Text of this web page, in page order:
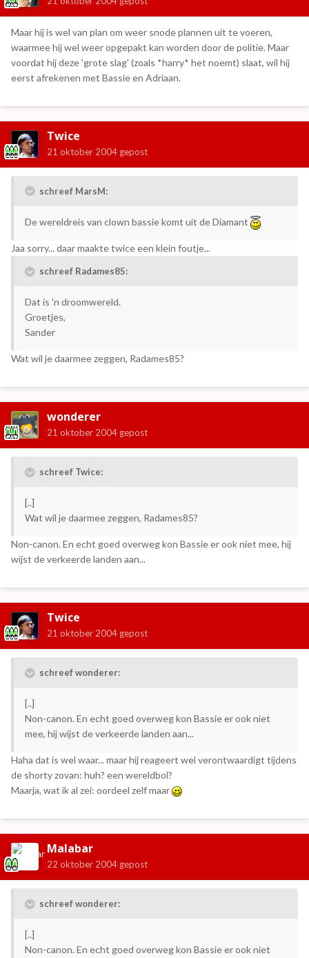
Maar hij is wel van plan om weer snode plannen uit te voeren,
waarmee hij wel weer opgepakt kan worden door de politie. Maar
voordat hij deze 'grote slag' (zoals *harry* het noemt) slaat, wil hij
eerst afrekenen met Bassie en Adriaan.
Twice
21 oktober 2004 gepost
schreef MarsM:
De wereldreis van clown bassie komt uit de Diamant
Jaa sorry... daar maakte twice een klein foutje...
schreef Radames85:
Dat is 'n droomwereld.
Groetjes,
Sander
Wat wil je daarmee zeggen, Radames85?
wonderer
21 oktober 2004 gepost
schreef Twice:
[..]
Wat wil je daarmee zeggen, Radames85?
Non-canon. En echt goed overweg kon Bassie er ook niet mee, hij
wijst de verkeerde landen aan...
Twice
21 oktober 2004 gepost
schreef wonderer:
[..]
Non-canon. En echt goed overweg kon Bassie er ook niet
mee, hij wijst de verkeerde landen aan...
Haha dat is wel waar... maar hij reageert wel verontwaardigt tijdens
de shorty zovan: huh? een wereldbol?
Maarja, wat ik al zei: oordeel zelf maar
Malabar
22 oktober 2004 gepost
schreef wonderer:
[..]
Non-canon. En echt goed overweg kon Bassie er ook niet